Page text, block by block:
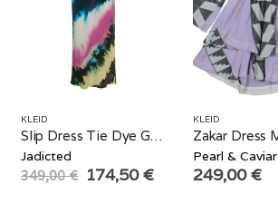
KLEID
Slip Dress Tie Dye Graffiti
Jadicted
349,00€ Original
price
174,50€Current
KLEID
Pearl & Caviar
249,00€